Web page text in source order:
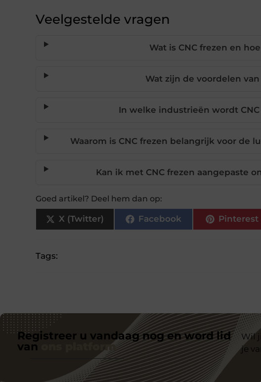
Veelgestelde vragen
Wat is CNC frezen en
Wat zijn de voordelen van
In welke industrieën wordt
Waarom is CNC frezen belangrijk voor de
Kan ik met CNC frezen aangepaste
Goed artikel? Deel hem dan op:
X (Twitter) Facebook Pinterest
Tags:
Registreer u vandaag nog en word lid
van
ons platform
Wil
je